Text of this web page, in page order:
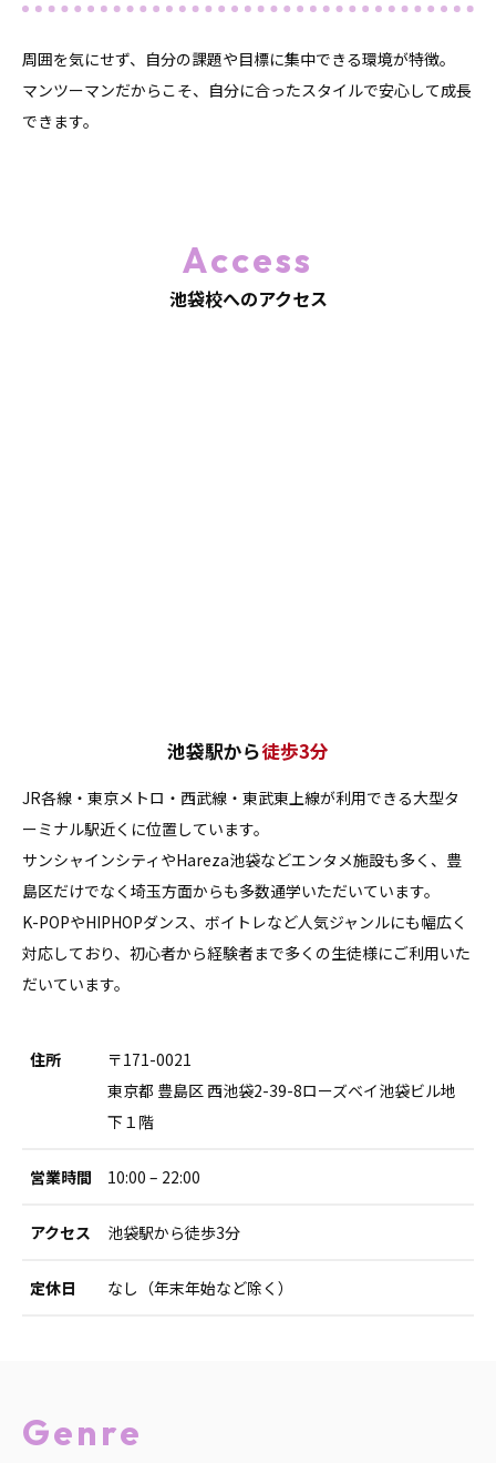
周囲を気にせず、自分の課題や目標に集中できる環境が特徴。
マンツーマンだからこそ、自分に合ったスタイルで安心して成長
できます。
Access
池袋校へのアクセス
池袋駅から徒歩3分
JR各線・東京メトロ・西武線・東武東上線が利用できる大型タ
ーミナル駅近くに位置しています。
サンシャインシティやHareza池袋などエンタメ施設も多く、豊
島区だけでなく埼玉方面からも多数通学いただいています。
K-POPやHIPHOPダンス、ボイトレなど人気ジャンルにも幅広く
対応しており、初心者から経験者まで多くの生徒様にご利用いた
だいています。
住所
〒171-0021
東京都 豊島区 西池袋2-39-8ローズベイ池袋ビル地
下１階
営業時間 10:00 – 22:00
アクセス 池袋駅から徒歩3分
定休日 なし（年末年始など除く）
Genre